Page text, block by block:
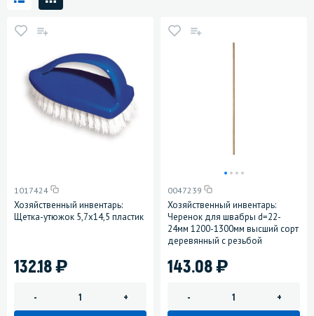
1017424
Хозяйственный инвентарь:
Щетка-утюжок 5,7х14,5 пластик
132.18)
- +
0047239
Хозяйственный инвентарь:
Черенок для швабры d=22-
24мм 1200-1300мм высший сорт
деревянный с резьбой
143.08)
- +